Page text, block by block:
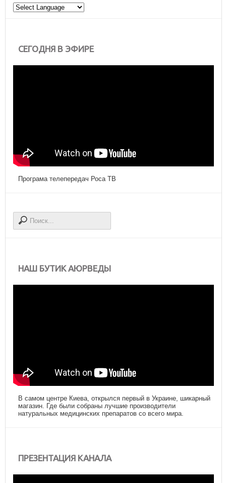
СЕГОДНЯ В ЭФИРЕ
Програма телепередач Роса ТВ
НАШ БУТИК АЮРВЕДЫ
В самом центре Киева, открылся первый в Украине, шикарный
магазин. Где были собраны лучшие производители
натуральных медицинских препаратов со всего мира.
ПРЕЗЕНТАЦИЯ КАНАЛА